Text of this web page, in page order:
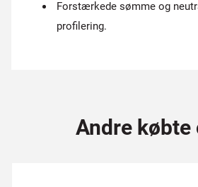
Forstærkede sømme og
profilering.
Andre købte